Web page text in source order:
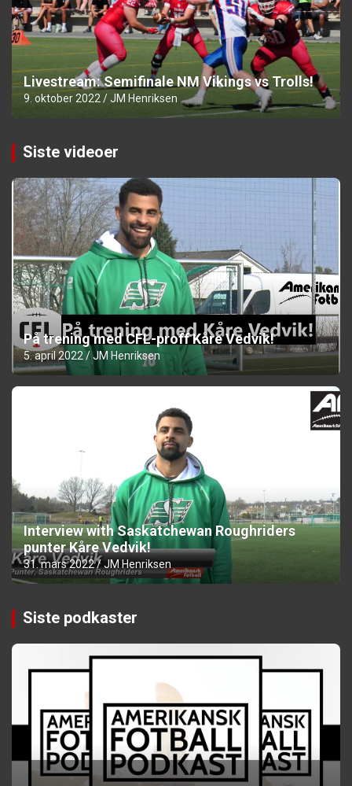
Livestream: Semifinale NM Vikings vs Trolls!
9. oktober 2022 JM Henriksen
Siste videoer
På trening med CFL-proff Kåre Vedvik!
5. april 2022 JM Henriksen
Interview with Saskatchewan Roughriders
punter Kåre Vedvik!
31. mars 2022 JM Henriksen
Siste podkaster